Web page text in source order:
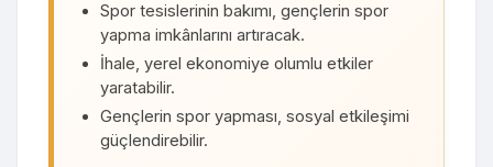
Spor tesislerinin bakımı, gençlerin spor
yapma imkânlarını artıracak.
İhale, yerel ekonomiye olumlu etkiler
yaratabilir.
Gençlerin spor yapması, sosyal etkileşimi
güçlendirebilir.